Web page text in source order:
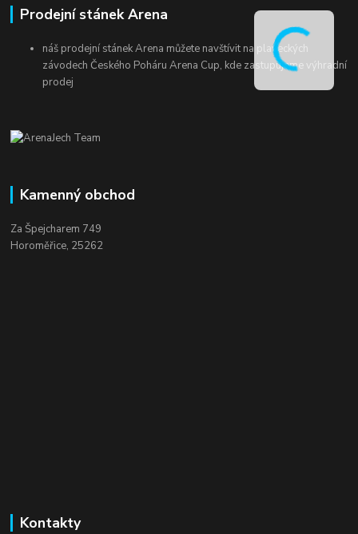
Prodejní stánek Arena
náš prodejní stánek Arena můžete navštívit na plaveckých
závodech Českého Poháru Arena Cup, kde zastupujeme výhradní
prodej
Kamenný obchod
Za Špejcharem 749
Horoměřice, 25262
Kontakty